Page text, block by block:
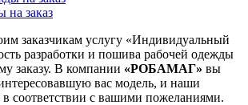
заказ
заказчикам услугу «Индивидуальный
разработки и пошива рабочей одежды
заказу. В компании «РОБАМАГ» вы
вас модель, и наши
в соответствии с вашими пожеланиями.